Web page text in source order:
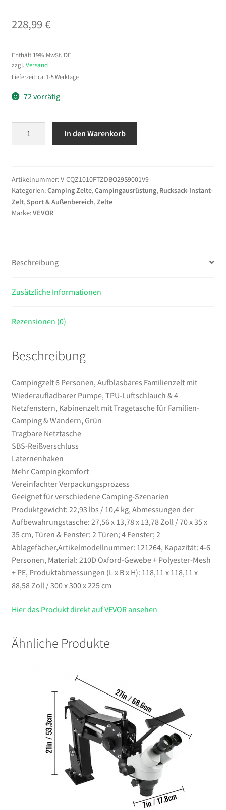
228,99€
Enthält 19% MwSt. DE
zzgl. Versand
Lieferzeit: ca. 1-5 Werktage
72 vorrätig
Aufblasbares
Familienzelt
mit
Wiederaufladbarer
&
Netzfenstern,
mit
Familien-
&
Wandern,
Grün
Menge
In den Warenkorb
Artikelnummer:V-CQZ1010FTZDBO29S9001V9
Kategorien:Camping Zelte,Campingausrüstung, Rucksack-Instant-
Zelt,Sport & Außenbereich,Zelte
Marke:VEVOR
Beschreibung
Zusätzliche Informationen
Rezensionen (0)
Beschreibung
Campingzelt 6 Personen, Aufblasbares Familienzelt mit
Wiederaufladbarer Pumpe, TPU-Luftschlauch & 4
Netzfenstern, Kabinenzelt mit Tragetasche für Familien-
Camping & Wandern, Grün
Tragbare Netztasche
SBS-Reißverschluss
Laternenhaken
Mehr Campingkomfort
Vereinfachter Verpackungsprozess
Geeignet für verschiedene Camping-Szenarien
Produktgewicht: 22,93 lbs / 10,4 kg, Abmessungen der
Aufbewahrungstasche: 27,56 x 13,78 x 13,78 Zoll / 70 x 35 x
35 cm, Türen & Fenster: 2 Türen; 4 Fenster; 2
Ablagefächer,Artikelmodellnummer: 121264, Kapazität: 4-6
Personen, Material: 210D Oxford-Gewebe + Polyester-Mesh
+ PE, Produktabmessungen (L x B x H): 118,11 x 118,11 x
88,58 Zoll / 300 x 300 x 225 cm
Hier das Produkt direkt auf VEVOR ansehen
Ähnliche Produkte